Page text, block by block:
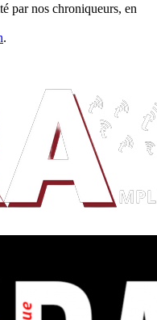
par nos chroniqueurs, en
.